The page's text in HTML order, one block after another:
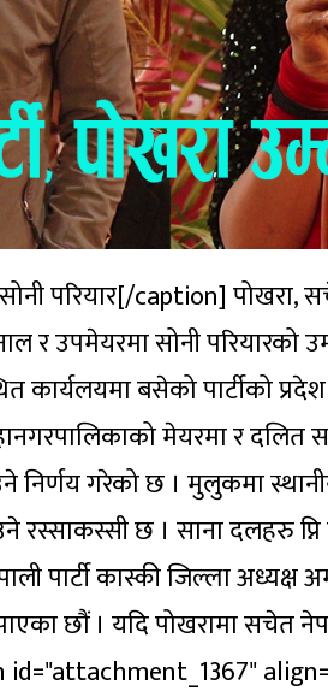
परियार[/caption] पोखरा,
र उपमेयरमा सोनी परियारको
कार्यलयमा बसेको पार्टीको
मेयरमा र दलित
निर्णय गरेको छ । मुलुकमा
रस्साकस्सी छ । साना दलहरु
पार्टी कास्की जिल्ला अध्यक्ष
छौं । यदि पोखरामा सचेत
id="attachment_1367"